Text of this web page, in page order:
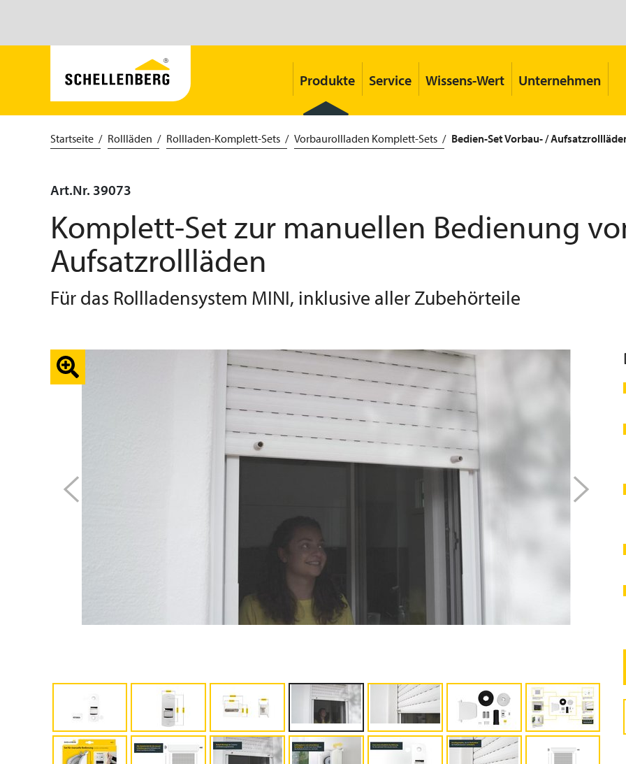
Produkte Service Wissens-Wert Unternehmen
Startseite Rollläden Rollladen-Komplett-Sets Vorbaurollladen Komplett-Sets Bedien-Set Vorbau- /
Art.Nr. 39073
Komplett-Set zur manuellen Bedienung
Aufsatzrollläden
Für das Rollladensystem MINI, inklusive aller Zubehörteile